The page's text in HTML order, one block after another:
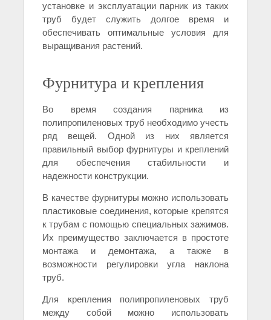
установке и эксплуатации парник из таких
труб будет служить долгое время и
обеспечивать оптимальные условия для
выращивания растений.
Фурнитура и крепления
Во время создания парника из
полипропиленовых труб необходимо учесть
ряд вещей. Одной из них является
правильный выбор фурнитуры и креплений
для обеспечения стабильности и
надежности конструкции.
В качестве фурнитуры можно использовать
пластиковые соединения, которые крепятся
к трубам с помощью специальных зажимов.
Их преимущество заключается в простоте
монтажа и демонтажа, а также в
возможности регулировки угла наклона
труб.
Для крепления полипропиленовых труб
между собой можно использовать